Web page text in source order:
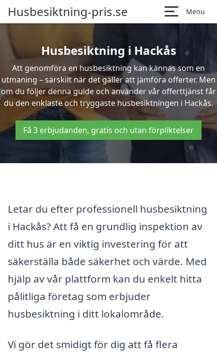
Husbesiktning-pris.se Menu
Husbesiktning i Hackås
Att genomföra en husbesiktning kan kännas som en
utmaning – särskilt när det gäller att jämföra offerter. Men
om du följer denna guide och använder vår offerttjänst får
du den enklaste och tryggaste husbesiktningen i Hackås.
Få 3 erbjudanden, gratis och utan förpliktelser
Letar du efter professionell husbesiktning
i Hackås? Att få en grundlig inspektion av
ditt hus är en viktig investering för att
säkerställa både säkerhet och värde. Med
hjälp av vår plattform kan du enkelt hitta
pålitliga företag som erbjuder
husbesiktning i ditt lokalområde.
Vi gör det smidigt för dig att få flera